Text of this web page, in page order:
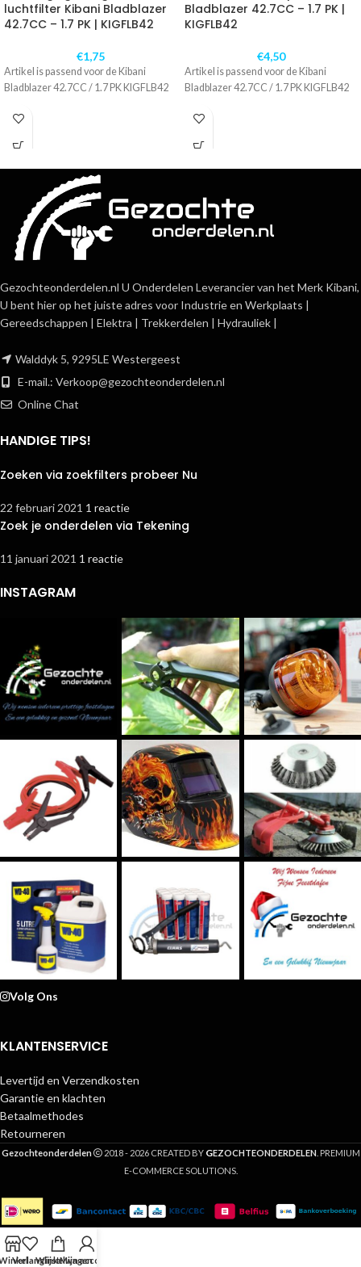
luchtfilter Kibani Bladblazer
42.7CC – 1.7 PK | KIGFLB42
€1,75
Artikel is passend voor de Kibani
Bladblazer 42.7CC / 1.7 PK KIGFLB42
Bladblazer 42.7CC – 1.7 PK |
KIGFLB42
€4,50
Artikel is passend voor de Kibani
Bladblazer 42.7CC / 1.7 PK KIGFLB42
Gezochteonderdelen.nl U Onderdelen Leverancier van het Merk Kibani,
U bent hier op het juiste adres voor Industrie en Werkplaats |
Gereedschappen | Elektra | Trekkerdelen | Hydrauliek |
Walddyk 5, 9295LE Westergeest
E-mail.: Verkoop@gezochteonderdelen.nl
Online Chat
HANDIGE TIPS!
Zoeken via zoekfilters probeer Nu
22 februari 2021 1 reactie
Zoek je onderdelen via Tekening
11 januari 2021 1 reactie
INSTAGRAM
Volg Ons
KLANTENSERVICE
Levertijd en Verzendkosten
Garantie en klachten
Betaalmethodes
Retourneren
Gezochteonderdelen 2018 - 2026 CREATED BY GEZOCHTEONDERDELEN. PREMIUM
E-COMMERCE SOLUTIONS.
VerlanglijstWinkelwagen
Mijn account